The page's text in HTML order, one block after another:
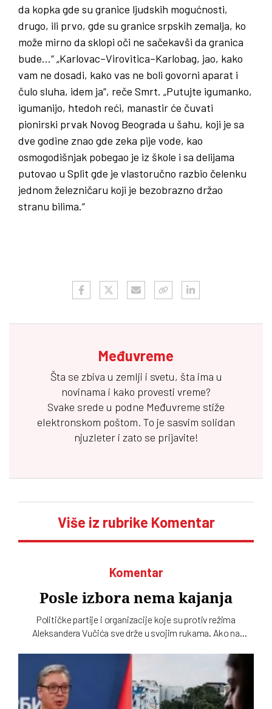
da kopka gde su granice ljudskih mogućnosti,
drugo, ili prvo, gde su granice srpskih zemalja, ko
može mirno da sklopi oči ne sačekavši da granica
bude…“ „Karlovac–Virovitica–Karlobag, jao, kako
vam ne dosadi, kako vas ne boli govorni aparat i
čulo sluha, idem ja“, reče Smrt. „Putujte igumanko,
igumanijo, htedoh reći, manastir će čuvati
pionirski prvak Novog Beograda u šahu, koji je sa
dve godine znao gde zeka pije vode, kao
osmogodišnjak pobegao je iz škole i sa delijama
putovao u Split gde je vlastoručno razbio čelenku
jednom železničaru koji je bezobrazno držao
stranu bilima.“
Međuvreme
Šta se zbiva u zemlji i svetu, šta ima u
novinama i kako provesti vreme?
Svake srede u podne Međuvreme stiže
elektronskom poštom. To je sasvim solidan
njuzleter i zato se prijavite!
Više iz rubrike Komentar
Komentar
Posle izbora nema kajanja
Političke partije i organizacije koje su protiv režima
Aleksandera Vučića sve drže u svojim rukama. Ako na
krive